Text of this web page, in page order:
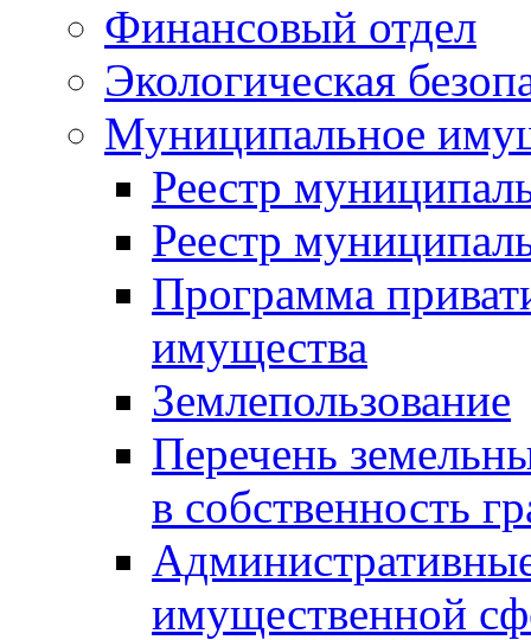
Финансовый отдел
Экологическая
Муниципальное
Реестр
Реестр
Программа
имущества
Землепользование
Перечень
в собственность
имущественной